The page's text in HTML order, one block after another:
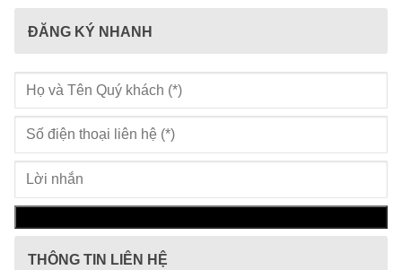
ĐĂNG KÝ NHANH
THÔNG TIN LIÊN HỆ